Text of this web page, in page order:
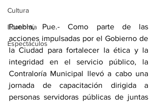
Cultura
Economía
Espectáculos
Puebla, Pue.- Como parte de las
acciones impulsadas por el Gobierno de
la Ciudad para fortalecer la ética y la
integridad en el servicio público, la
Contraloría Municipal llevó a cabo una
jornada de capacitación dirigida a
personas servidoras públicas de juntas